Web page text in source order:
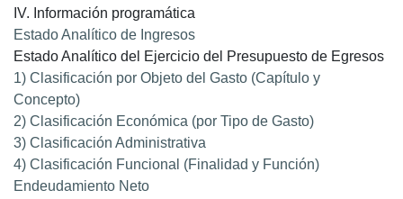
IV. Información programática
Estado Analítico de Ingresos
Estado Analítico del Ejercicio del Presupuesto de Egresos
1) Clasificación por Objeto del Gasto (Capítulo y
Concepto)
2) Clasificación Económica (por Tipo de Gasto)
3) Clasificación Administrativa
4) Clasificación Funcional (Finalidad y Función)
Endeudamiento Neto